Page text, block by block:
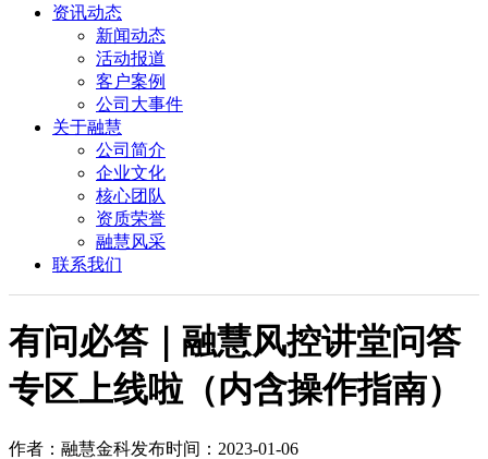
资讯动态
新闻动态
活动报道
客户案例
公司大事件
关于融慧
公司简介
企业文化
核心团队
资质荣誉
融慧风采
联系我们
有问必答｜融慧风控讲堂问答
专区上线啦（内含操作指南）
作者：融慧金科发布时间：2023-01-06